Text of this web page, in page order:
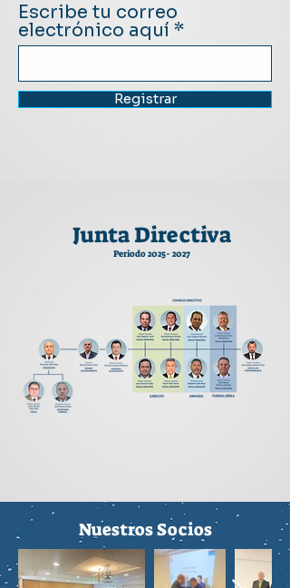
Escribe tu correo
electrónico aquí
Registrar
Junta Directiva
Periodo2025- 2027
Nuestros Socios